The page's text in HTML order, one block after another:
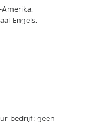
Engels.
bedrijf: geen